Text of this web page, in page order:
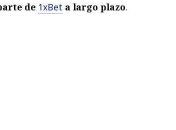
de 1xBet a largo plazo.